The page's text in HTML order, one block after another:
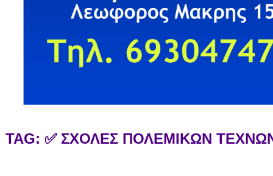
TAG: ✅ ΣΧΟΛΕΣ ΠΟΛΕΜΙΚΩΝ